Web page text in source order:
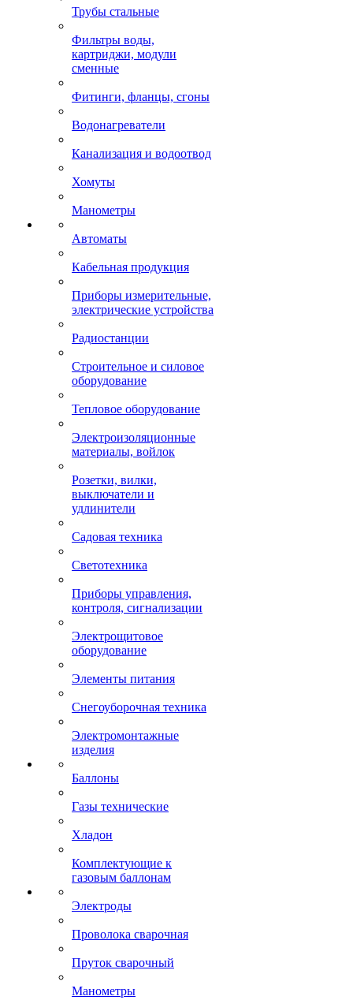
Трубы стальные
Фильтры воды,
картриджи, модули
сменные
Фитинги, фланцы, сгоны
Водонагреватели
Канализация и водоотвод
Хомуты
Манометры
Автоматы
Кабельная продукция
Приборы измерительные,
электрические устройства
Радиостанции
Строительное и силовое
оборудование
Тепловое оборудование
Электроизоляционные
материалы, войлок
Розетки, вилки,
выключатели и
удлинители
Садовая техника
Светотехника
Приборы управления,
контроля, сигнализации
Электрощитовое
оборудование
Элементы питания
Снегоуборочная техника
Электромонтажные
изделия
Баллоны
Газы технические
Хладон
Комплектующие к
газовым баллонам
Электроды
Проволока сварочная
Пруток сварочный
Манометры